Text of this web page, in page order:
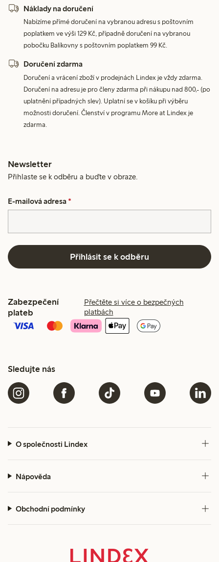
Náklady na doručení
Nabízíme přímé doručení na vybranou adresu s poštovním
poplatkem ve výši 129 Kč, případně doručení na vybranou
pobočku Balíkovny s poštovním poplatkem 99 Kč.
Doručení zdarma
Doručení a vrácení zboží v prodejnách Lindex je vždy zdarma.
Doručení na adresu je pro členy zdarma při nákupu nad 800,- (po
uplatnění případných slev). Uplatní se v košíku při výběru
možnosti doručení. Členství v programu More at Lindex je
zdarma.
Newsletter
Přihlaste se k odběru a buďte v obraze.
E-mailová adresa *
Přihlásit se k odběru
Zabezpečení
plateb
Přečtěte si více o bezpečných
platbách
Sledujte nás
O společnosti Lindex
Nápověda
Obchodní podmínky